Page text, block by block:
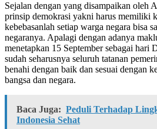
Sejalan dengan yang disampaikan oleh
prinsip demokrasi yakni harus memiliki
kebebasanlah setiap warga negara bisa
negaranya. Apalagi dengan adanya
menetapkan 15 September sebagai hari
sudah seharusnya seluruh tatanan
benahi dengan baik dan sesuai dengan
bangsa dan negara.
Baca Juga: Peduli Terhadap
Indonesia Sehat